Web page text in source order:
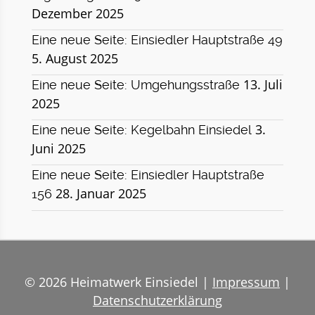
Dezember 2025
Eine neue Seite: Einsiedler Hauptstraße 49
5. August 2025
Eine neue Seite: Umgehungsstraße 13. Juli
2025
Eine neue Seite: Kegelbahn Einsiedel 3.
Juni 2025
Eine neue Seite: Einsiedler Hauptstraße
156 28. Januar 2025
© 2026 Heimatwerk Einsiedel | Impressum |
Datenschutzerklärung